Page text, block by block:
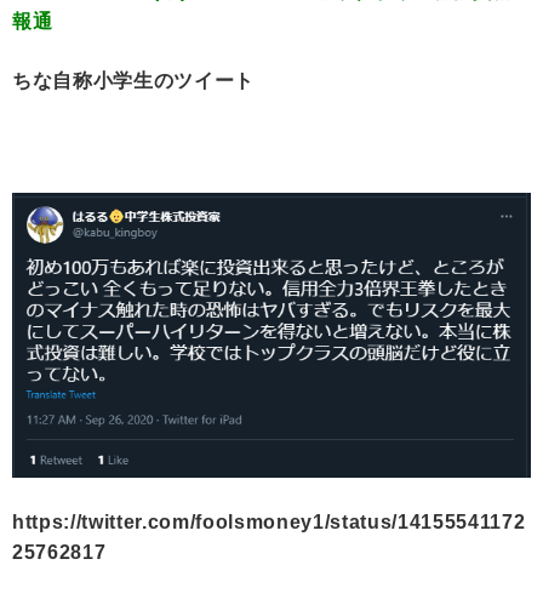
報通
ちな自称小学生のツイート
https://twitter.com/foolsmoney1/status/14155541172
25762817